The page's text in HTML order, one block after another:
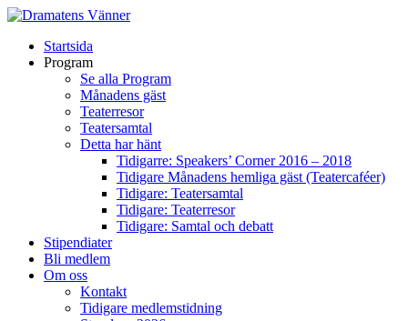
Startsida
Program
Se alla Program
Månadens gäst
Teaterresor
Teatersamtal
Detta har hänt
Tidigarre: Speakers’ Corner 2016 – 2018
Tidigare Månadens hemliga gäst (Teatercaféer)
Tidigare: Teatersamtal
Tidigare: Teaterresor
Tidigare: Samtal och debatt
Stipendiater
Bli medlem
Om oss
Kontakt
Tidigare medlemstidning